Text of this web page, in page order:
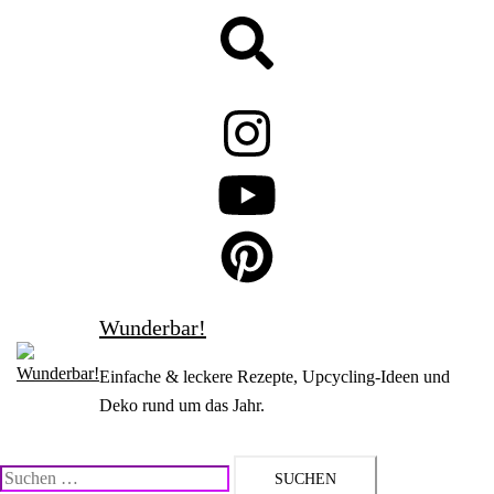
Wunderbar!
Einfache & leckere Rezepte, Upcycling-Ideen und
Deko rund um das Jahr.
Suchen